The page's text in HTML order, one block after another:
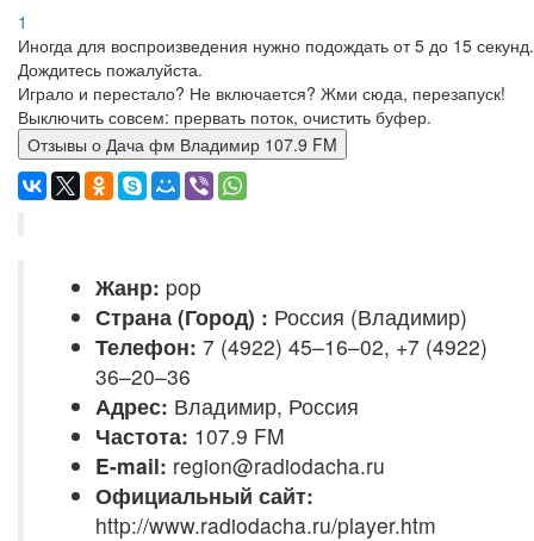
1
Иногда для воспроизведения нужно подождать от 5 до 15 секунд.
Дождитесь пожалуйста.
Играло и перестало? Не включается? Жми сюда, перезапуск!
Выключить совсем: прервать поток, очистить буфер.
Отзывы о Дача фм Владимир 107.9 FM
Жанр: pop
Страна (Город) : Россия (Владимир)
Телефон: 7 (4922) 45–16–02, +7 (4922)
36–20–36
Адрес: Владимир, Россия
Частота: 107.9 FM
E-mail: region@radiodacha.ru
Официальный сайт:
http://www.radiodacha.ru/player.htm